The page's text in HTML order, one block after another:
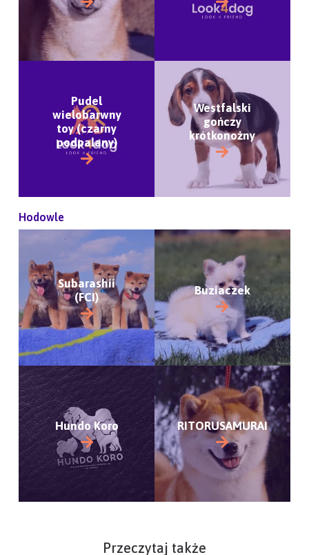
Pudel
wielobarwny
toy (czarny
podpalany)
Westfalski
gończy
krótkonożny
Hodowle
Subarashii
(FCI)
Buziaczek
Hundo Koro RITORUSAMURAI
Przeczytaj także